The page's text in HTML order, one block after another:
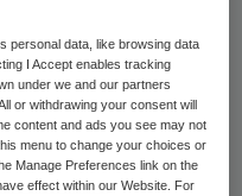
een bende
Ze
duizenden euro’s.
euro betaald,
personal data, like browsing data
I Accept enables tracking
under we and our partners
or withdrawing your consent will
content and ads you see may not
menu to change your choices or
Manage Preferences link on the
effect within our Website. For